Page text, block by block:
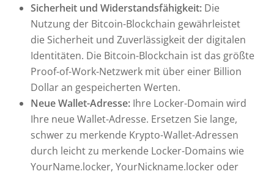
Sicherheit und Widerstandsfähigkeit: Die
Nutzung der Bitcoin-Blockchain gewährleistet
die Sicherheit und Zuverlässigkeit der digitalen
Identitäten. Die Bitcoin-Blockchain ist das größte
Proof-of-Work-Netzwerk mit über einer Billion
Dollar an gespeicherten Werten.
Neue Wallet-Adresse: Ihre Locker-Domain wird
Ihre neue Wallet-Adresse. Ersetzen Sie lange,
schwer zu merkende Krypto-Wallet-Adressen
durch leicht zu merkende Locker-Domains wie
YourName.locker, YourNickname.locker oder